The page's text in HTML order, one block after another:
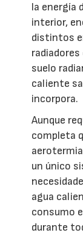
la energía
interior,
distintos
suelo
caliente
incorpora.
Aunque
completa
un único
agua
consumo
durante